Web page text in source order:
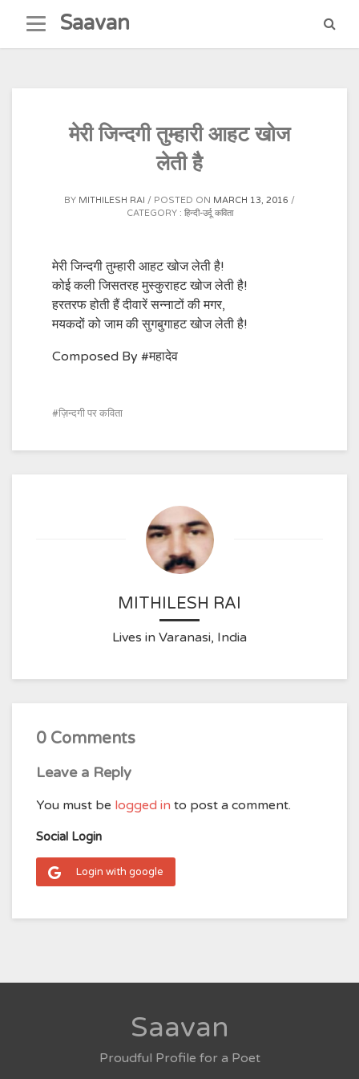
content
Saavan
मेरी जिन्दगी तुम्हारी आहट खोज
लेती है
BY MITHILESH RAI POSTED ON MARCH 13, 2016
CATEGORY : हिन्दी-उर्दू कविता
मेरी जिन्दगी तुम्हारी आहट खोज लेती है!
कोई कली जिसतरह मुस्कुराहट खोज लेती है!
हरतरफ होती हैं दीवारें सन्नाटों की मगर,
मयकदों को जाम की सुगबुगाहट खोज लेती है!
Composed By #महादेव
ज़िन्दगी पर कविता
MITHILESH RAI
Lives in Varanasi, India
0 Comments
Leave a Reply
You must be logged in to post a comment.
Social Login
Login with google
Saavan
Proudful Profile for a Poet